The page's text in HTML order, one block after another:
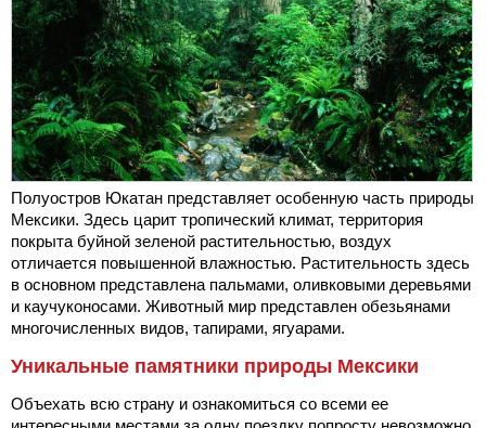
Полуостров Юкатан представляет особенную часть природы
Мексики. Здесь царит тропический климат, территория
покрыта буйной зеленой растительностью, воздух
отличается повышенной влажностью. Растительность здесь
в основном представлена пальмами, оливковыми деревьями
и каучуконосами. Животный мир представлен обезьянами
многочисленных видов, тапирами, ягуарами.
Уникальные памятники природы Мексики
Объехать всю страну и ознакомиться со всеми ее